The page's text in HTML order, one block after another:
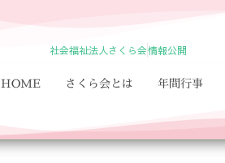
社会福祉法人さくら会情報公開
HOME さくら会とは 年間行事